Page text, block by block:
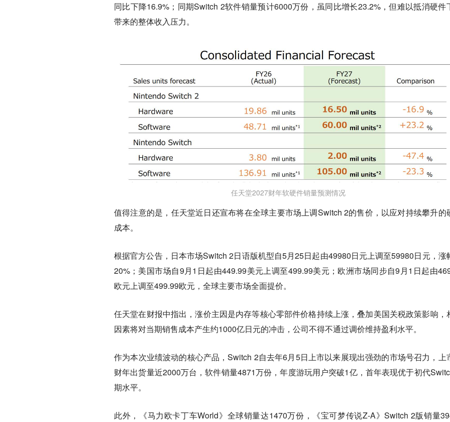
同比下降16.9%；同期Switch 2软件销量预计6000万份，虽同比增长23.2%，但难以抵消硬件
带来的整体收入压力。
任天堂2027财年软硬件销量预测情况
值得注意的是，任天堂近日还宣布将在全球主要市场上调Switch 2的售价，以应对持续攀升的
成本。
根据官方公告，日本市场Switch 2日语版机型自5月25日起由49980日元上调至59980日元，涨
20%；美国市场自9月1日起由449.99美元上调至499.99美元；欧洲市场同步自9月1日起由
欧元上调至499.99欧元，全球主要市场全面提价。
任天堂在财报中指出，涨价主因是内存等核心零部件价格持续上涨，叠加美国关税政策影响，
因素将对当期销售成本产生约1000亿日元的冲击，公司不得不通过调价维持盈利水平。
作为本次业绩波动的核心产品，Switch 2自去年6月5日上市以来展现出强劲的市场号召力，上
财年出货量近2000万台，软件销量4871万份，年度游玩用户突破1亿，首年表现优于初代
期水平。
此外，《马力欧卡丁车World》全球销量达1470万份，《宝可梦传说Z-A》Switch 2版销量